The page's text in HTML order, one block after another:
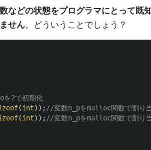
などの状態をプログラマにとって既
せん。どういうことでしょう？
2で初期化
(int)); //変数n_pをmalloc関数で割り
(int)); //変数n_pをmalloc関数で割り